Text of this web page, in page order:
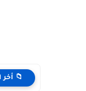
📁 أخر